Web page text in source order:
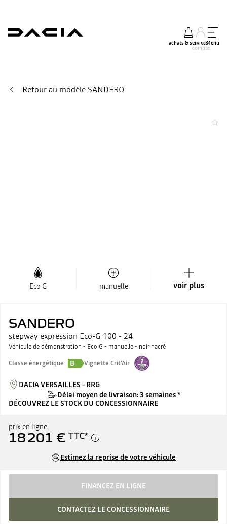
achats & services
mon
compte
Menu
Retour au modèle SANDERO
Eco G manuelle voir plus
SANDERO
stepway expression Eco-G 100 - 24
Véhicule de démonstration - Eco G - manuelle - noir nacré
Classe énergétique
B Vignette Crit'Air
DACIA VERSAILLES - RRG
Délai moyen de livraison: 3 semaines *
DÉCOUVREZ LE STOCK DU CONCESSIONNAIRE
prix en ligne
18 201 € TTC*
Estimez la reprise de votre véhicule
FINANCEZ EN LIGNE
CONTACTEZ LE CONCESSIONNAIRE